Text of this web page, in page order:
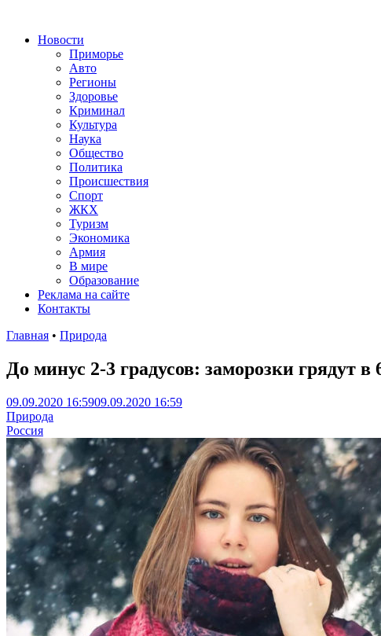
Новости
Приморье
Авто
Регионы
Здоровье
Криминал
Культура
Наука
Общество
Политика
Происшествия
Спорт
ЖКХ
Туризм
Экономика
Армия
В мире
Образование
Реклама на сайте
Контакты
Главная • Природа
До минус 2-3 градусов: заморозки грядут в
09.09.2020 16:5909.09.2020 16:59
Природа
Россия